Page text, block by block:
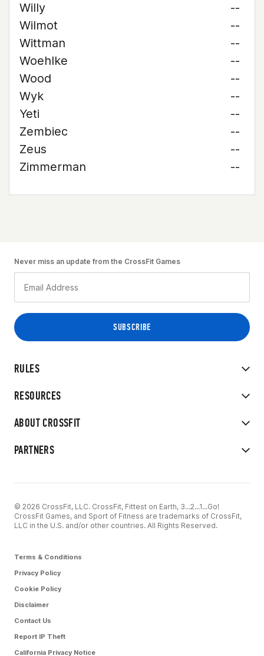
Willy
--
Wilmot
--
Wittman
--
Woehlke
--
Wood
--
Wyk
--
Yeti
--
Zembiec
--
Zeus
--
Zimmerman
--
RULES
RESOURCES
ABOUT CROSSFIT
PARTNERS
Never miss an update from the CrossFit Games
© 2026 CrossFit, LLC. CrossFit, Fittest on Earth, 3...2...1...Go!
CrossFit Games, and Sport of Fitness are trademarks of CrossFit,
LLC in the U.S. and/or other countries. All Rights Reserved.
Terms & Conditions
Privacy Policy
Cookie Policy
Disclaimer
Contact Us
Report IP Theft
California Privacy Notice